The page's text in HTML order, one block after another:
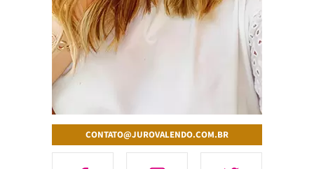
CONTATO@JUROVALENDO.COM.BR